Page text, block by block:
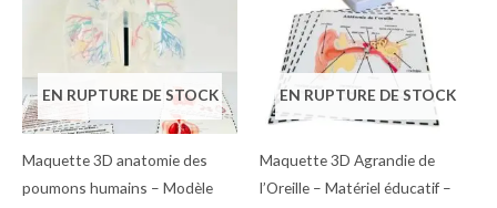
EN RUPTURE DE STOCK
Maquette 3D anatomie des
poumons humains – Modèle
EN RUPTURE DE STOCK
Maquette 3D Agrandie de
l’Oreille – Matériel éducatif –